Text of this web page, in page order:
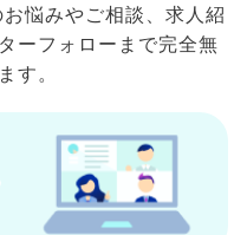
悩みやご相談、求人紹
ーフォローまで完全無
す。